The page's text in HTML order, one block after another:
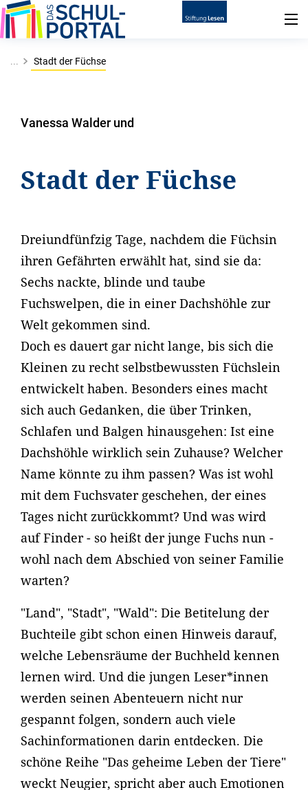
... Stadt der Füchse
Vanessa Walder und
Stadt der Füchse
Dreiundfünfzig Tage, nachdem die Füchsin
ihren Gefährten erwählt hat, sind sie da:
Sechs nackte, blinde und taube
Fuchswelpen, die in einer Dachshöhle zur
Welt gekommen sind.
Doch es dauert gar nicht lange, bis sich die
Kleinen zu recht selbstbewussten Füchslein
entwickelt haben. Besonders eines macht
sich auch Gedanken, die über Trinken,
Schlafen und Balgen hinausgehen: Ist eine
Dachshöhle wirklich sein Zuhause? Welcher
Name könnte zu ihm passen? Was ist wohl
mit dem Fuchsvater geschehen, der eines
Tages nicht zurückkommt? Und was wird
auf Finder - so heißt der junge Fuchs nun -
wohl nach dem Abschied von seiner Familie
warten?
"Land", "Stadt", "Wald": Die Betitelung der
Buchteile gibt schon einen Hinweis darauf,
welche Lebensräume der Buchheld kennen
lernen wird. Und die jungen Leser*innen
werden seinen Abenteuern nicht nur
gespannt folgen, sondern auch viele
Sachinformationen darin entdecken. Die
schöne Reihe "Das geheime Leben der Tiere"
weckt Neugier, spricht aber auch Emotionen